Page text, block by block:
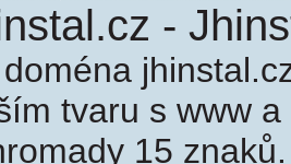
-
tvaru s www
15